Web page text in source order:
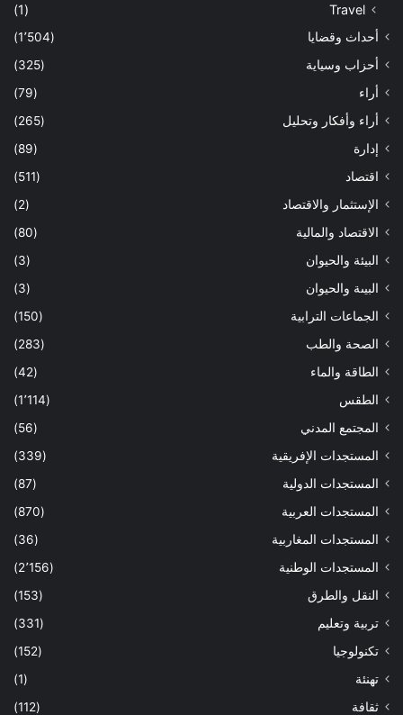
Travel
(1)
أحداث وقضايا
(1٬504)
أحزاب وسياية
(325)
أراء
(79)
أراء وأفكار وتحليل
(265)
إدارة
(89)
اقتصاد
(511)
الإستثمار والاقتصاد
(2)
الاقتصاد والمالية
(80)
البيئة والحيوان
(3)
البيىة والحيوان
(3)
الجماعات الترابية
(150)
الصحة والطب
(283)
الطاقة والماء
(42)
الطقس
(1٬114)
المجتمع المدني
(56)
المستجدات الإفريقية
(339)
المستجدات الدولية
(87)
المستجدات العربية
(870)
المستجدات المغاربية
(36)
المستجدات الوطنية
(2٬156)
النقل والطرق
(153)
تربية وتعليم
(331)
تكنولوجيا
(152)
تهنئة
(1)
ثقافة
(112)